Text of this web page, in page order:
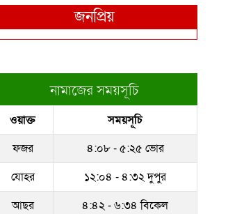
জনপ্রিয়
নামাজের সময়সূচি
ওয়াক্ত
সময়সূচি
ফজর
৪:০৮ - ৫:২৫ ভোর
যোহর
১২:০৪ - ৪:৩২ দুপুর
আছর
৪:৪২ - ৬:৩৪ বিকেল